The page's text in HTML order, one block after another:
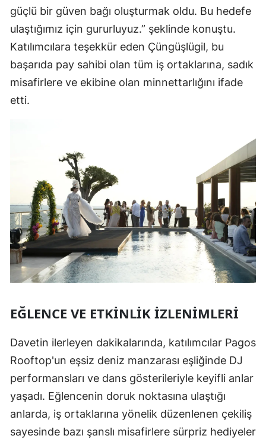
güçlü bir güven bağı oluşturmak oldu. Bu hedefe
ulaştığımız için gururluyuz.” şeklinde konuştu.
Katılımcılara teşekkür eden Çüngüşlügil, bu
başarıda pay sahibi olan tüm iş ortaklarına, sadık
misafirlere ve ekibine olan minnettarlığını ifade
etti.
EĞLENCE VE ETKINLIK İZLENIMLERI
Davetin ilerleyen dakikalarında, katılımcılar Pagos
Rooftop'un eşsiz deniz manzarası eşliğinde DJ
performansları ve dans gösterileriyle keyifli anlar
yaşadı. Eğlencenin doruk noktasına ulaştığı
anlarda, iş ortaklarına yönelik düzenlenen çekiliş
sayesinde bazı şanslı misafirlere sürpriz hediyeler